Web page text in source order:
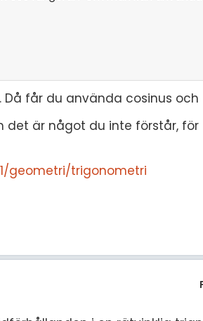
får du använda cosinus
det är något du inte förstår, för
geometri/trigonometri